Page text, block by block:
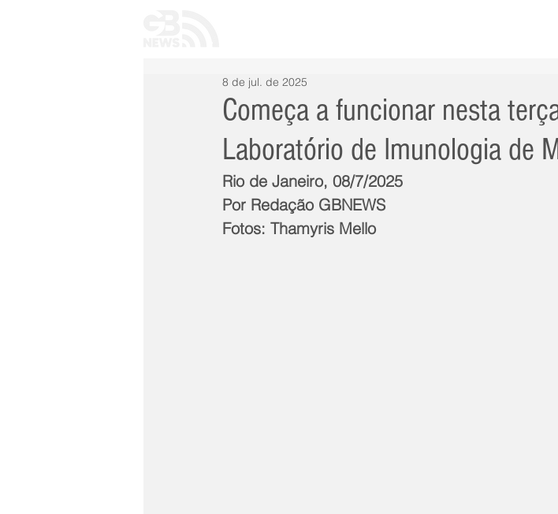
Começa a funcionar nesta
Laboratório de Imunologia de
8 de jul. de 2025
Rio de Janeiro, 08/7/2025
Por Redação GBNEWS
Fotos: Thamyris Mello